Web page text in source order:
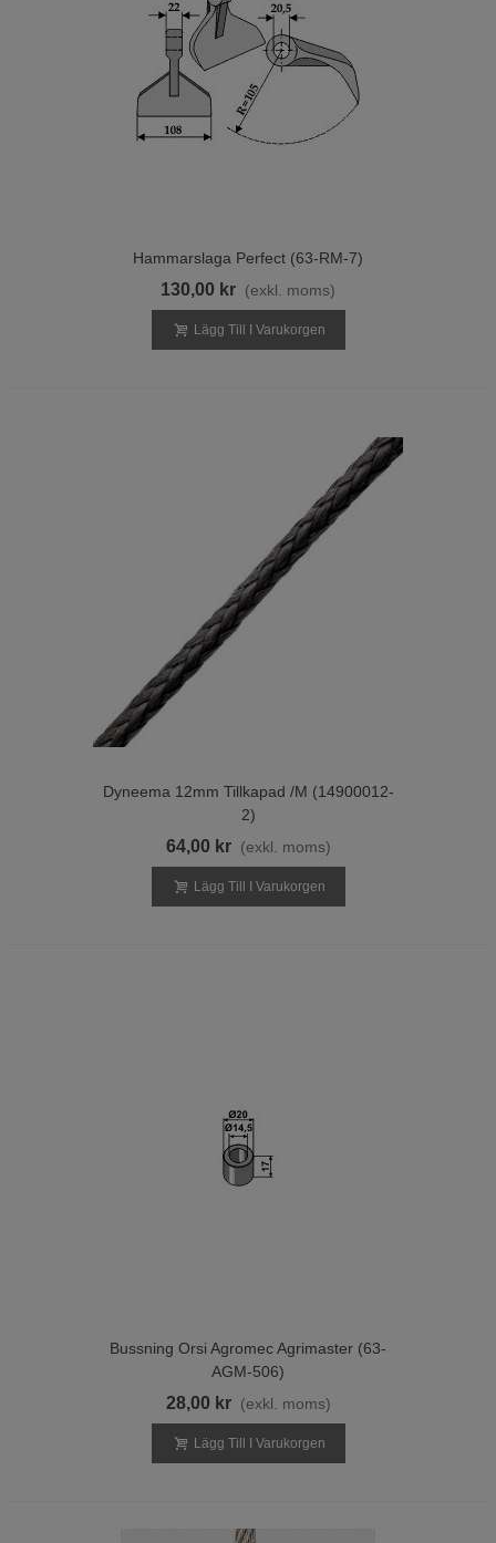
Hammarslaga Perfect (63-RM-7)
130,00 kr (exkl. moms)
Lägg Till I Varukorgen
Dyneema 12mm Tillkapad /m (14900012-
2)
64,00 kr (exkl. moms)
Lägg Till I Varukorgen
Bussning Orsi Agromec Agrimaster (63-
AGM-506)
28,00 kr (exkl. moms)
Lägg Till I Varukorgen